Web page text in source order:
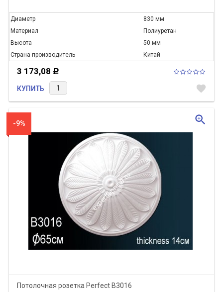
Диаметр
830 мм
Материал
Полиуретан
Высота
50 мм
Страна производитель
Китай
3 173,08 Р
КУПИТЬ favorite
-9%
Потолочная розетка Perfect B3016
zoom_in